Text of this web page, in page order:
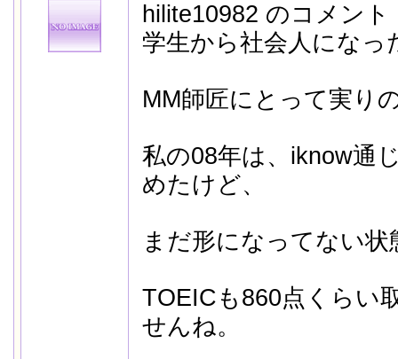
hilite10982 のコメント
学生から社会人になっ
MM師匠にとって実り
私の08年は、iknow通
めたけど、
まだ形になってない状
TOEICも860点くらい
せんね。